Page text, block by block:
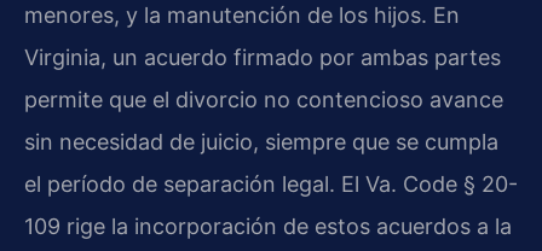
menores, y la manutención de los hijos. En
Virginia, un acuerdo firmado por ambas partes
permite que el divorcio no contencioso avance
sin necesidad de juicio, siempre que se cumpla
el período de separación legal. El Va. Code § 20-
109 rige la incorporación de estos acuerdos a la